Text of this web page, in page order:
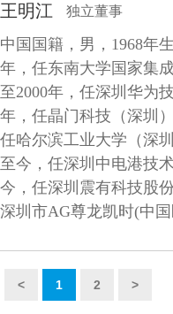
王明江 独立董事
中国国籍，男，1968年
年，任东南大学国家集
至2000年，任深圳华为
年，任晶门科技（深圳
任哈尔滨工业大学（深
至今，任深圳中电港技
今，任深圳震有科技股
深圳市AG尊龙凯时(中
< 1 2 >